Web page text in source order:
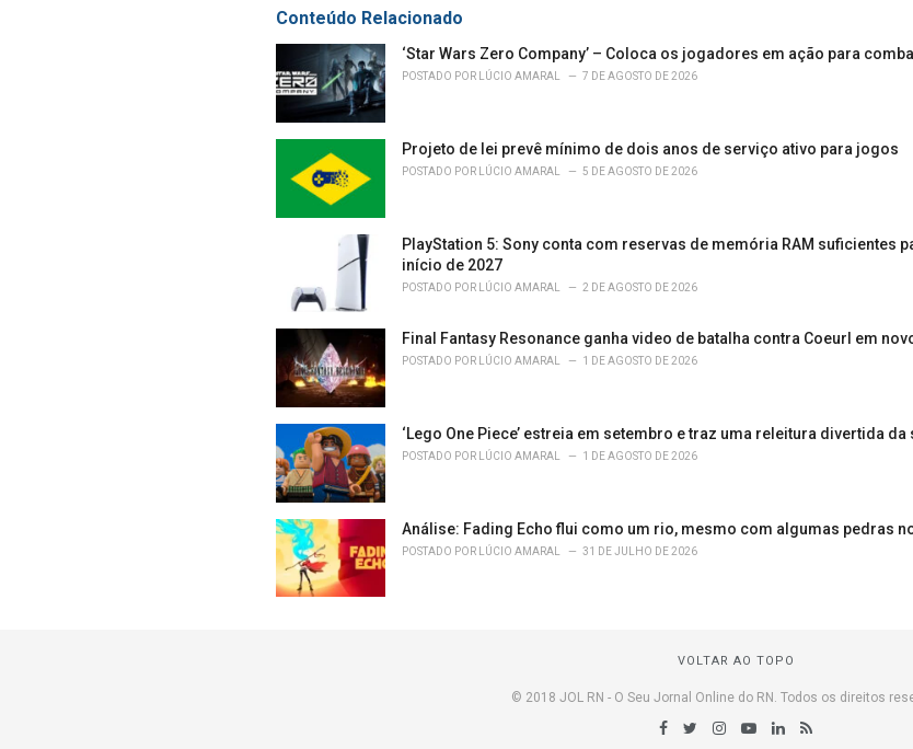
o
r
i
e
s
:Conteúdo Relacionado
‘Star Wars Zero Company’ – Coloca os jogadores em ação para
POSTADO POR LÚCIO AMARAL 7 DE AGOSTO DE 2026
Projeto de lei prevê mínimo de dois anos de serviço ativo para jogos
POSTADO POR LÚCIO AMARAL 5 DE AGOSTO DE 2026
PlayStation 5: Sony conta com reservas de memória RAM suficientes
início de 2027
POSTADO POR LÚCIO AMARAL 2 DE AGOSTO DE 2026
Final Fantasy Resonance ganha video de batalha contra Coeurl em
POSTADO POR LÚCIO AMARAL 1 DE AGOSTO DE 2026
‘Lego One Piece’ estreia em setembro e traz uma releitura divertida
POSTADO POR LÚCIO AMARAL 1 DE AGOSTO DE 2026
Análise: Fading Echo flui como um rio, mesmo com algumas pedras
POSTADO POR LÚCIO AMARAL 31 DE JULHO DE 2026
VOLTAR AO TOPO
© 2018 JOL RN - O Seu Jornal Online do RN. Todos os direitos